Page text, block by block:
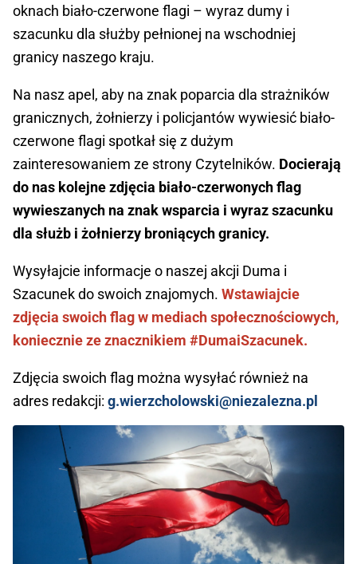
oknach biało-czerwone flagi – wyraz dumy i
szacunku dla służby pełnionej na wschodniej
granicy naszego kraju.
Na nasz apel, aby na znak poparcia dla strażników
granicznych, żołnierzy i policjantów wywiesić biało-
czerwone flagi spotkał się z dużym
zainteresowaniem ze strony Czytelników. Docierają
do nas kolejne zdjęcia biało-czerwonych flag
wywieszanych na znak wsparcia i wyraz szacunku
dla służb i żołnierzy broniących granicy.
Wysyłajcie informacje o naszej akcji Duma i
Szacunek do swoich znajomych. Wstawiajcie
zdjęcia swoich flag w mediach społecznościowych,
koniecznie ze znacznikiem #DumaiSzacunek.
Zdjęcia swoich flag można wysyłać również na
adres redakcji: g.wierzcholowski@niezalezna.pl